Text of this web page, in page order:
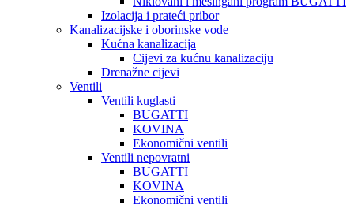
Izolacija i prateći pribor
Kanalizacijske i oborinske vode
Kućna kanalizacija
Cijevi za kućnu kanalizaciju
Drenažne cijevi
Ventili
Ventili kuglasti
BUGATTI
KOVINA
Ekonomični ventili
Ventili nepovratni
BUGATTI
KOVINA
Ekonomični ventili